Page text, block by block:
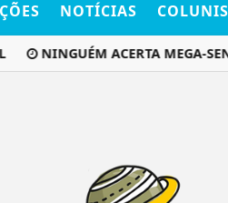
NOTÍCIAS
NINGUÉM ACERTA MEGA-